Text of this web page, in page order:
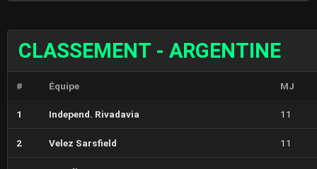
CLASSEMENT - ARGENTINE
# Équipe MJ
1 Independ. Rivadavia 11
2 Velez Sarsfield 11